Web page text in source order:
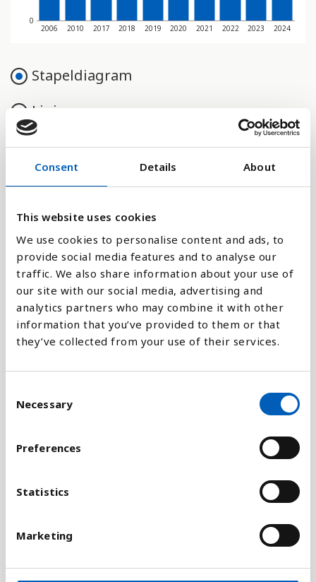
Consent Details About
This website uses cookies
We use cookies to personalise content and ads, to
provide social media features and to analyse our
traffic. We also share information about your use of
our site with our social media, advertising and
analytics partners who may combine it with other
information that you’ve provided to them or that
they’ve collected from your use of their services.
Necessary
Preferences
Statistics
Marketing
0
2006 2010 2017 2018 2019 2020 2021 2022 2023 2024
Stapeldiagram
Linje
Platt
Förklaring
En stat betecknas vanligtvis som misslyckad när
Indexet över misslyckade stater baserar sig på 12
stat kan uppnå maximalt 120 poäng på indexet. Ju
fler poäng desto mer misslyckad är staten enligt
statens erbjudande av offentliga tjänster,
ekonomisk utveckling, mänskliga rättigheter,
flyktingar och internflyktingar. Målet med indexet